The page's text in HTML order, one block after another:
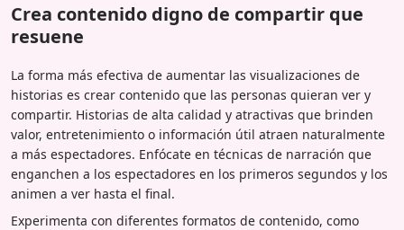
Crea contenido digno de compartir que
resuene
La forma más efectiva de aumentar las visualizaciones de
historias es crear contenido que las personas quieran ver y
compartir. Historias de alta calidad y atractivas que brinden
valor, entretenimiento o información útil atraen naturalmente
a más espectadores. Enfócate en técnicas de narración que
enganchen a los espectadores en los primeros segundos y los
animen a ver hasta el final.
Experimenta con diferentes formatos de contenido, como